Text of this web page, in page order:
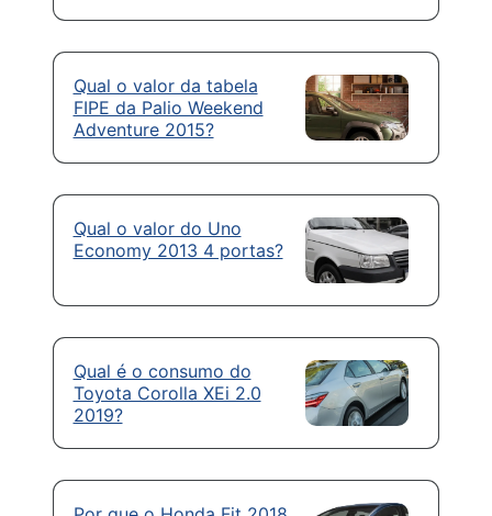
Qual o valor da tabela
FIPE da Palio Weekend
Adventure 2015?
Qual o valor do Uno
Economy 2013 4 portas?
Qual é o consumo do
Toyota Corolla XEi 2.0
2019?